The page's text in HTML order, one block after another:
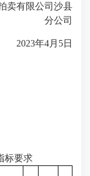
司沙县
分公司
2023年4月5日
标要求